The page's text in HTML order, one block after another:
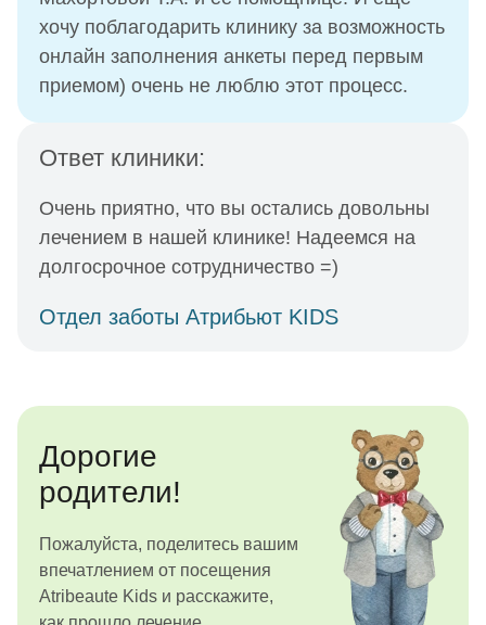
хочу поблагодарить клинику за возможность
онлайн заполнения анкеты перед первым
приемом) очень не люблю этот процесс.
Ответ клиники:
Очень приятно, что вы остались довольны
лечением в нашей клинике! Надеемся на
долгосрочное сотрудничество =)
Отдел заботы Атрибьют KIDS
Дорогие
родители!
Пожалуйста, поделитесь вашим
впечатлением от посещения
Atribeaute Kids и расскажите,